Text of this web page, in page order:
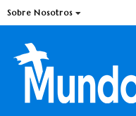
Sobre Nosotros